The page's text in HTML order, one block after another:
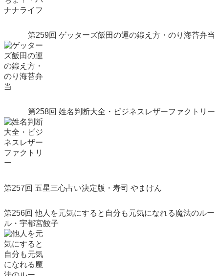
第259回 ゲッターズ飯田の運の鍛え方・のり海苔弁当
第258回 姓名判断大全・ビジネスレザーファクトリー
第257回 五星三心占い決定版・寿司 やまけん
第256回 他人を元気にすると自分も元気になれる魔法のルー
ル・宇都宮餃子